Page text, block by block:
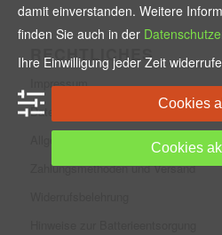
RECHTLICHES
Impressum
Datenschutzerklärung
Allgemeine Geschäftsbedingungen
Zahlungsmethoden und Versand
damit einverstanden. Weitere
finden Sie auch in der
Ihre Einwilligung jeder Zeit
Cookies
Cookies